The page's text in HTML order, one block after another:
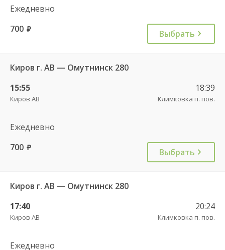
Ежедневно
700 руб. Выбрать
Киров г. АВ — Омутнинск 280
15:55
Киров АВ
18:39
Климковка п. пов.
Ежедневно
700 руб. Выбрать
Киров г. АВ — Омутнинск 280
17:40
Киров АВ
20:24
Климковка п. пов.
Ежедневно